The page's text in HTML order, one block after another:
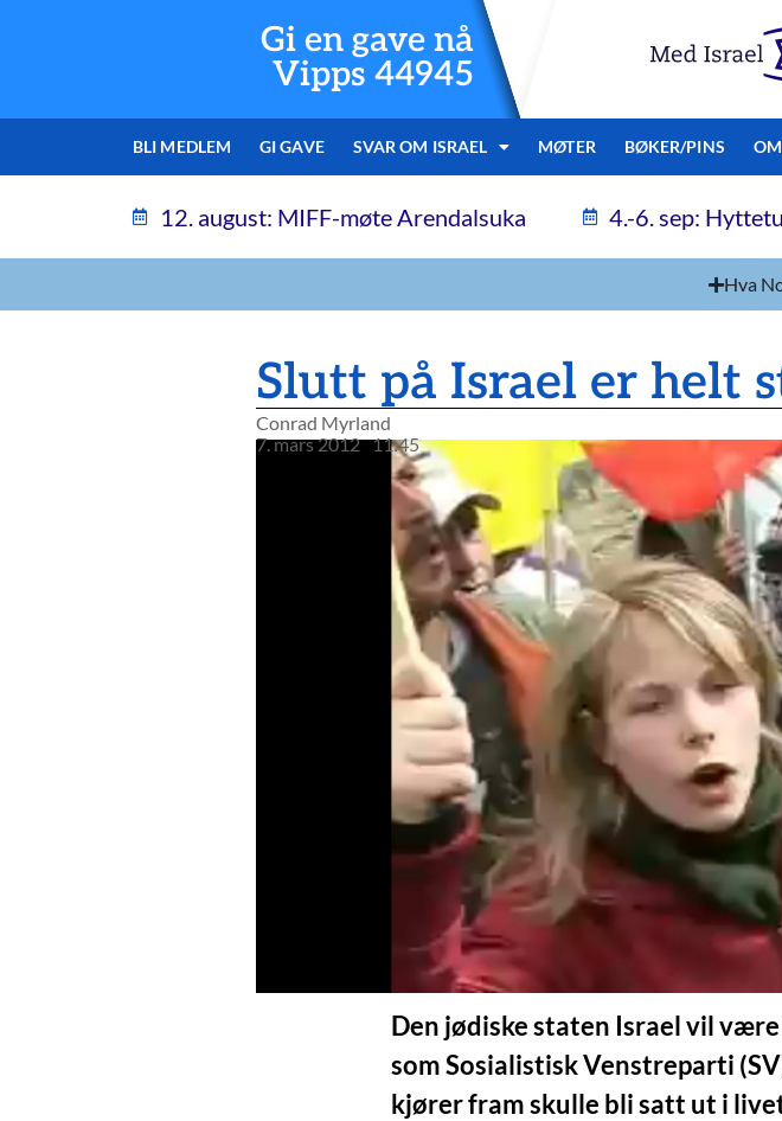
Gi en gave nå
Vipps 44945
BLI MEDLEM GI GAVE SVAR OM ISRAEL MØTER BØKER/PINS
12. august: MIFF-møte Arendalsuka 4.-6. sep:
Hva
Slutt på Israel er helt
Conrad Myrland
7. mars 2012 11:45
Den jødiske staten Israel vil
som Sosialistisk Venstreparti
kjører fram skulle bli satt ut i